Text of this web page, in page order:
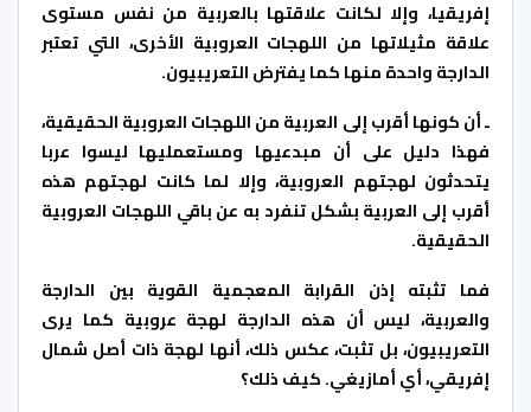
إفريقيا، وإلا لكانت علاقتها بالعربية من نفس مستوى
علاقة مثيلاتها من اللهجات العروبية الأخرى، التي تعتبر
الدارجة واحدة منها كما يفترض التعريبيون.
ـ أن كونها أقرب إلى العربية من اللهجات العروبية الحقيقية،
فهذا دليل على أن مبدعيها ومستعمليها ليسوا عربا
يتحدثون لهجتهم العروبية، وإلا لما كانت لهجتهم هذه
أقرب إلى العربية بشكل تنفرد به عن باقي اللهجات العروبية
الحقيقية.
فما تثبته إذن القرابة المعجمية القوية بين الدارجة
والعربية، ليس أن هذه الدارجة لهجة عروبية كما يرى
التعريبيون، بل تثبت، عكس ذلك، أنها لهجة ذات أصل شمال
إفريقي، أي أمازيغي. كيف ذلك؟